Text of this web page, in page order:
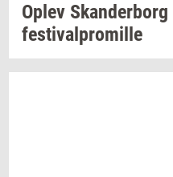
Oplev Skan­der­borg
festi­val­pro­mil­le